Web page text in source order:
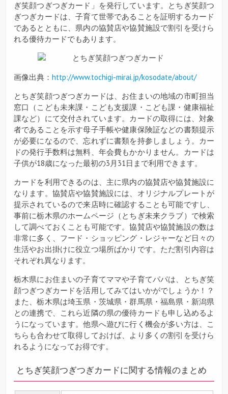
ぎ笑顔つぎつぎカード」を発行しています。とちぎ笑顔つ
ぎつぎカードは、子育て世帯であることを証明するカード
であるとともに、県内の協賛店や協賛施設で割引を受けら
れる優待カードでもあります。
画像出典： http://www.tochigi-mirai.jp/kosodate/about/
とちぎ笑顔つぎつぎカードは、お住まいの地域の市町担当
窓口（こども未来課・こども支援課・こども課・健康福祉
課など）にて交付されています。カードの取得には、対象
者であることを示す母子手帳や健康保険証などの書類提示
が必要になるので、忘れずに書類を持参しましょう。カー
ドの発行手数料は無料、年会費もかかりません。カードは
子供が18歳になった最初の3月31日まで利用できます。
カードを利用できるのは、主に県内の協賛店や協賛施設に
なります。協賛店や協賛施設には、オリジナルプレートが
提示されているので来店時に確認することも可能ですし、
事前に栃木県のホームページ（とちぎ未来クラブ）で検索
して調べておくことも可能です。協賛店や協賛施設の数は
非常に多く、フード・ショッピング・レジャーなど日々の
生活やお出掛けに役立つ場所ばかりです。ただ割引内容は
それぞれ異なります。
栃木県にお住まいの子育てママや子育てパパは、とちぎ笑
顔つぎつぎカードを活用してみてはいかがでしょうか！？
また、栃木県は埼玉県・茨城県・群馬県・福島県・新潟県
との連携で、これら近隣の県の優待カードも申し込めるよ
うになっています。他県へ遊びに行く機会が多い方は、こ
ちらも合わせて取得しておけば、より多くの割引を受けら
れるようになってお得です。
とちぎ笑顔つぎつぎカードに関する情報のまとめ